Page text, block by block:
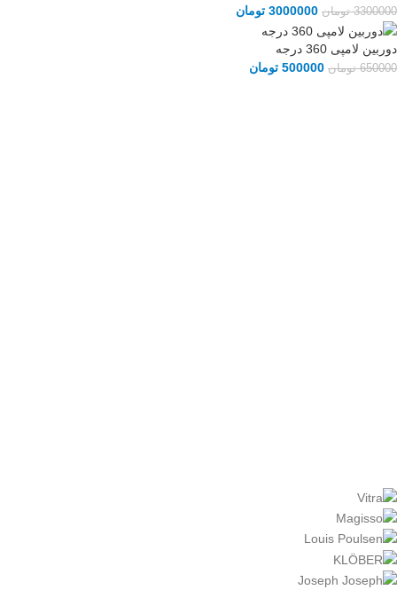
3300000 تومان 3000000 تومان
دوربین لامپی 360 درجه
650000 تومان 500000 تومان